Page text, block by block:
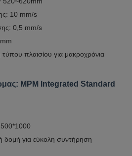
10 mm/s
0,5 mm/s
πλαισίου για μακροχρόνια
MPM Integrated Standard
δομή για εύκολη συντήρηση